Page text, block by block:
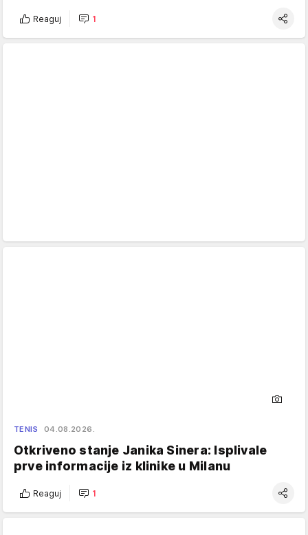
Reaguj 1
TENIS 04.08.2026.
Otkriveno stanje Janika Sinera: Isplivale
prve informacije iz klinike u Milanu
Reaguj 1